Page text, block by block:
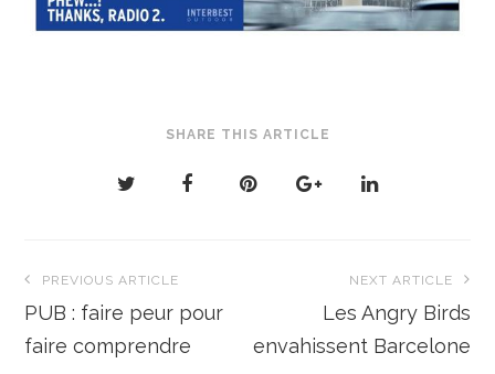
SHARE THIS ARTICLE
de
l’article
PREVIOUS ARTICLE
PUB : faire peur pour
faire comprendre
NEXT ARTICLE
Les Angry Birds
envahissent Barcelone